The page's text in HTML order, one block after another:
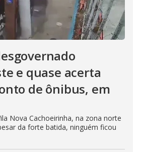
e quase acerta
de ônibus, em
Nova Cachoeirinha, na zona norte
da forte batida, ninguém ficou